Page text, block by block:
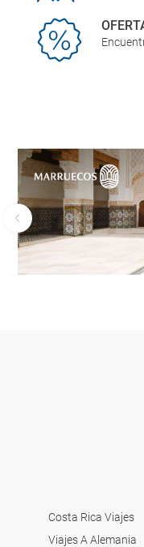
Costa Rica Viajes
Viajes A Alemania